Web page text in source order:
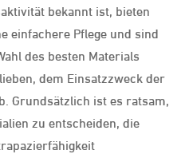
bekannt ist, bieten
einfachere Pflege und sind
des besten Materials
dem Einsatzzweck der
Grundsätzlich ist es ratsam,
zu entscheiden, die